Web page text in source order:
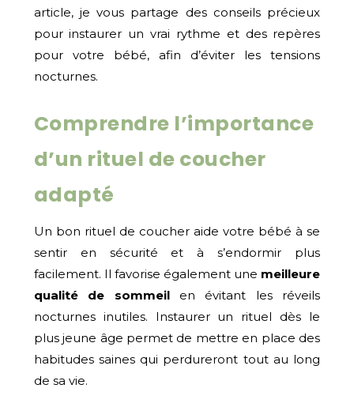
article, je vous partage des conseils précieux
pour instaurer un vrai rythme et des repères
pour votre bébé, afin d’éviter les tensions
nocturnes.
Comprendre l’importance
d’un rituel de coucher
adapté
Un bon rituel de coucher aide votre bébé à se
sentir en sécurité et à s’endormir plus
facilement. Il favorise également une meilleure
qualité de sommeilen évitant les réveils
nocturnes inutiles. Instaurer un rituel dès le
plus jeune âge permet de mettre en place des
habitudes saines qui perdureront tout au long
de sa vie.